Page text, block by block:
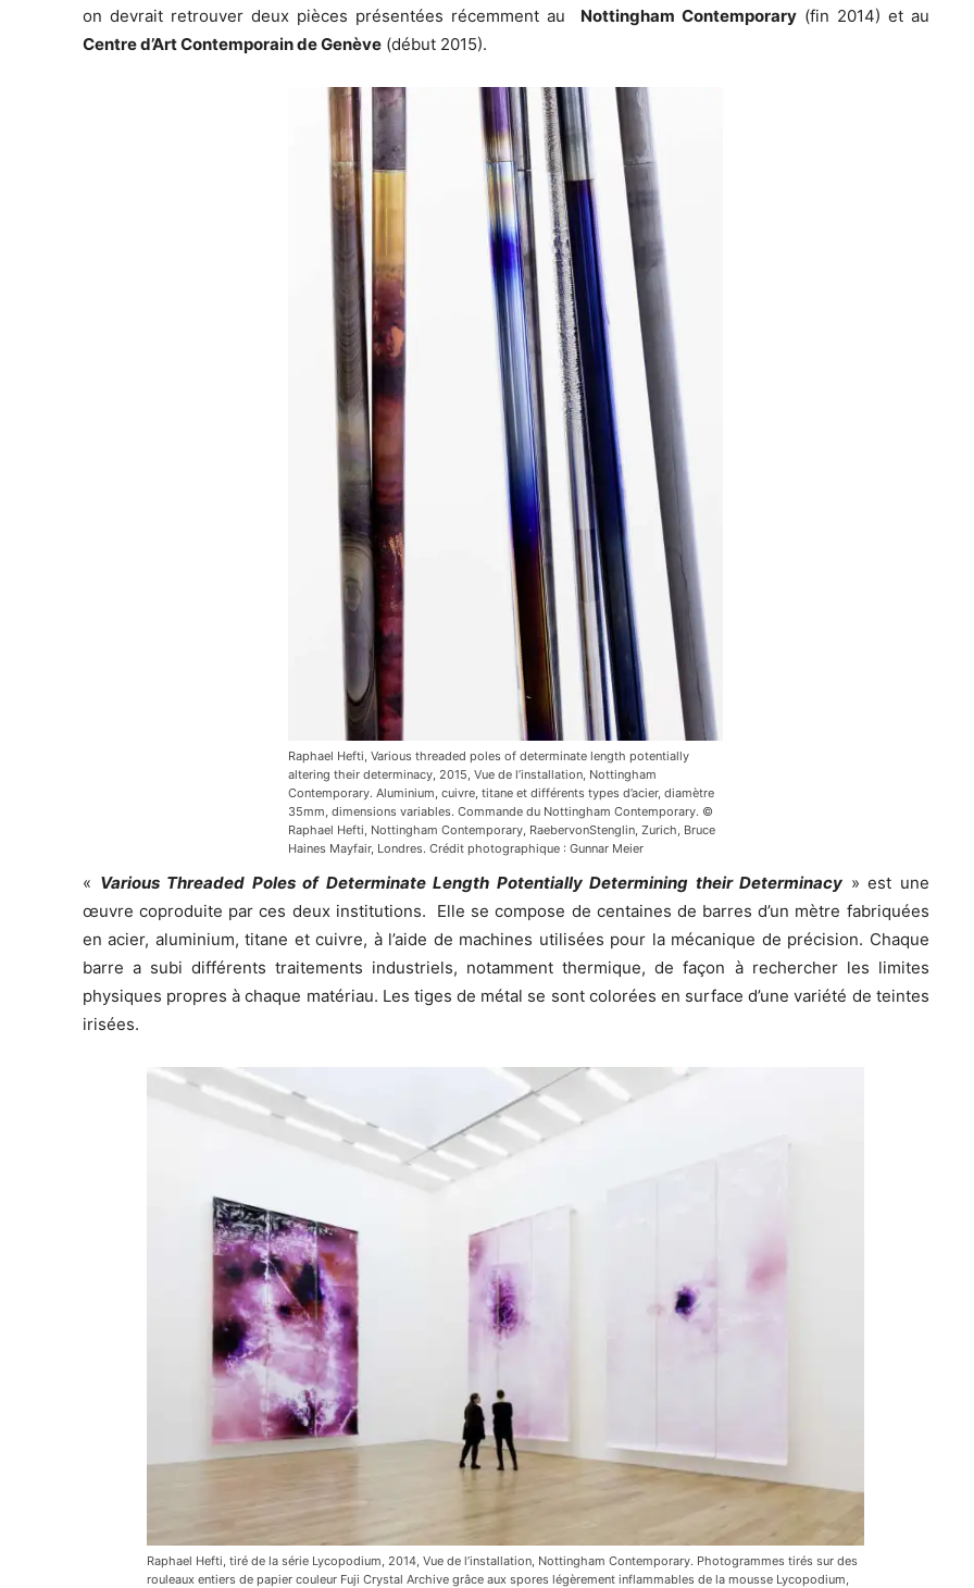
on devrait retrouver deux pièces présentées récemment au Nottingham Contemporary(fin 2014) et au
Centre d’Art Contemporain de Genève (début 2015).
Raphael Hefti, Various threaded poles of determinate length potentially
altering their determinacy, 2015, Vue de l’installation, Nottingham
Contemporary. Aluminium, cuivre, titane et différents types d’acier, diamètre
35mm, dimensions variables. Commande du Nottingham Contemporary. ©
Raphael Hefti, Nottingham Contemporary, RaebervonStenglin, Zurich, Bruce
Haines Mayfair, Londres. Crédit photographique : Gunnar Meier
« Various Threaded Poles of Determinate Length Potentially Determining their Determinacy » est une
œuvre coproduite par ces deux institutions. Elle se compose de centaines de barres d’un mètre fabriquées
en acier, aluminium, titane et cuivre, à l’aide de machines utilisées pour la mécanique de précision. Chaque
barre a subi différents traitements industriels, notamment thermique, de façon à rechercher les limites
physiques propres à chaque matériau. Les tiges de métal se sont colorées en surface d’une variété de teintes
irisées.
Raphael Hefti, tiré de la série Lycopodium, 2014, Vue de l’installation, Nottingham Contemporary. Photogrammes tirés sur des
rouleaux entiers de papier couleur Fuji Crystal Archive grâce aux spores légèrement inflammables de la mousse Lycopodium,